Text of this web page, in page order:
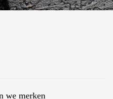
we merken